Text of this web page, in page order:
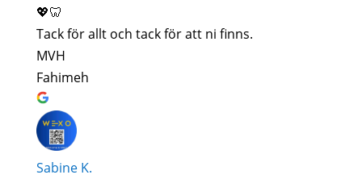
💖🦷
Tack för allt och tack för att ni finns.
MVH
Fahimeh
Sabine K.